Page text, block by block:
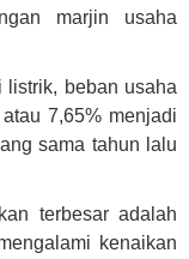
marjin usaha
listrik, beban usaha
7,65% menjadi
sama tahun lalu
terbesar adalah
kenaikan